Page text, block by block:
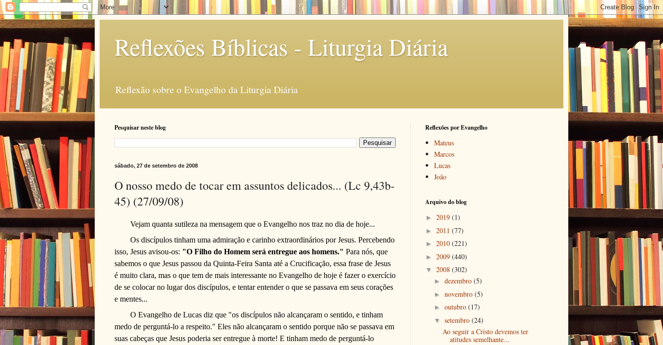
Reflexões Bíblicas - Liturgia Diária
Reflexão sobre o Evangelho da Liturgia Diária
Pesquisar neste blog
sábado, 27 de setembro de 2008
O nosso medo de tocar em assuntos delicados... (Lc 9,43b-
45) (27/09/08)
Vejam quanta sutileza na mensagem que o Evangelho nos traz no dia de hoje...
Os discípulos tinham uma admiração e carinho extraordinários por Jesus. Percebendo
isso, Jesus avisou-os: "O Filho do Homem será entregue aos homens." Para nós, que
sabemos o que Jesus passou da Quinta-Feira Santa até a Crucificação, essa frase de Jesus
é muito clara, mas o que tem de mais interessante no Evangelho de hoje é fazer o exercício
de se colocar no lugar dos discípulos, e tentar entender o que se passava em seus corações
e mentes...
O Evangelho de Lucas diz que "os discípulos não alcançaram o sentido, e tinham
medo de perguntá-lo a respeito." Eles não alcançaram o sentido porque não se passava em
suas cabeças que Jesus poderia ser entregue à morte! E tinham medo de perguntá-lo
Reflexões por Evangelho
Mateus
Marcos
Lucas
João
Arquivo do blog
► 2019 (1)
► 2011 (77)
► 2010 (221)
► 2009 (440)
▼ 2008 (302)
► dezembro (5)
► novembro (5)
► outubro (17)
▼ setembro (24)
Ao seguir a Cristo devemos ter
atitudes semelhante...